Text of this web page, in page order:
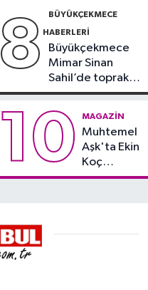
8 BÜYÜKÇEKMECE
HABERLERI
Büyükçekmece
Mimar Sinan
Sahil’de toprak
kayması
10 MAGAZIN
Muhtemel
Aşk'ta Ekin
Koç
damgası